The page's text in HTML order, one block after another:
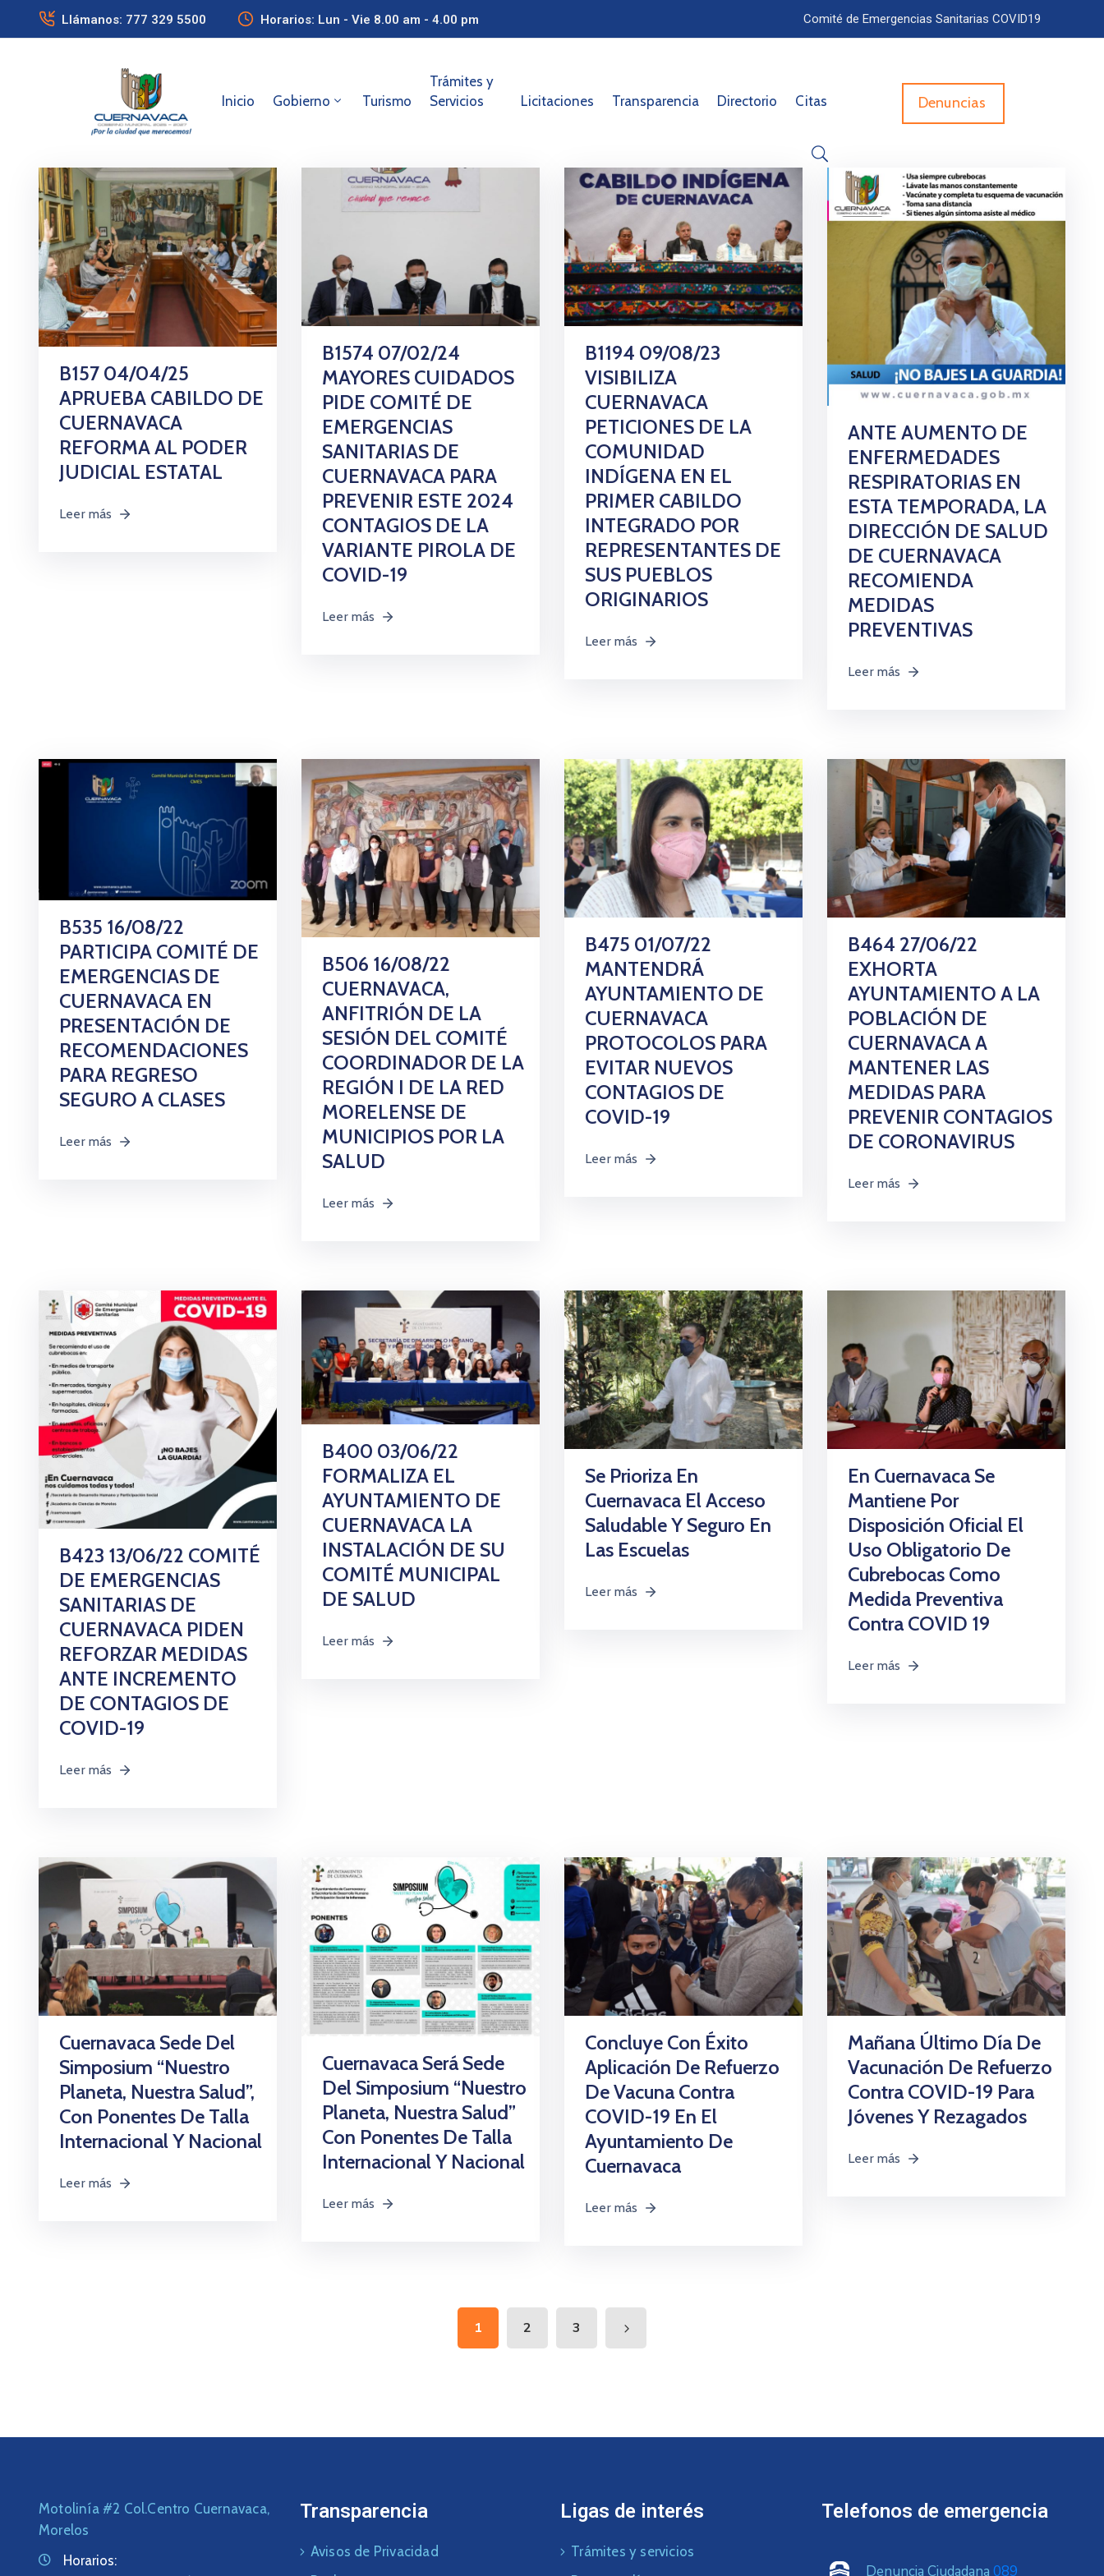
Llámanos: 777 329 5500 Horarios: Lun - Vie 8.00 am - 4.00 pm Comité de Emergencias Sanitarias COVID19
Inicio Gobierno Turismo
Trámites y
Servicios
Licitaciones Transparencia Directorio Citas Denuncias
B157 04/04/25
APRUEBA CABILDO DE
CUERNAVACA
REFORMA AL PODER
JUDICIAL ESTATAL
Leer más
B1574 07/02/24
MAYORES CUIDADOS
PIDE COMITÉ DE
EMERGENCIAS
SANITARIAS DE
CUERNAVACA PARA
PREVENIR ESTE 2024
CONTAGIOS DE LA
VARIANTE PIROLA DE
COVID-19
Leer más
B1194 09/08/23
VISIBILIZA
CUERNAVACA
PETICIONES DE LA
COMUNIDAD
INDÍGENA EN EL
PRIMER CABILDO
INTEGRADO POR
REPRESENTANTES DE
SUS PUEBLOS
ORIGINARIOS
Leer más
ANTE AUMENTO DE
ENFERMEDADES
RESPIRATORIAS EN
ESTA TEMPORADA, LA
DIRECCIÓN DE SALUD
DE CUERNAVACA
RECOMIENDA
MEDIDAS
PREVENTIVAS
Leer más
B535 16/08/22
PARTICIPA COMITÉ DE
EMERGENCIAS DE
CUERNAVACA EN
PRESENTACIÓN DE
RECOMENDACIONES
PARA REGRESO
SEGURO A CLASES
Leer más
B506 16/08/22
CUERNAVACA,
ANFITRIÓN DE LA
SESIÓN DEL COMITÉ
COORDINADOR DE LA
REGIÓN I DE LA RED
MORELENSE DE
MUNICIPIOS POR LA
SALUD
Leer más
B475 01/07/22
MANTENDRÁ
AYUNTAMIENTO DE
CUERNAVACA
PROTOCOLOS PARA
EVITAR NUEVOS
CONTAGIOS DE
COVID-19
Leer más
B464 27/06/22
EXHORTA
AYUNTAMIENTO A LA
POBLACIÓN DE
CUERNAVACA A
MANTENER LAS
MEDIDAS PARA
PREVENIR CONTAGIOS
DE CORONAVIRUS
Leer más
B423 13/06/22 COMITÉ
DE EMERGENCIAS
SANITARIAS DE
CUERNAVACA PIDEN
REFORZAR MEDIDAS
ANTE INCREMENTO
DE CONTAGIOS DE
COVID-19
Leer más
B400 03/06/22
FORMALIZA EL
AYUNTAMIENTO DE
CUERNAVACA LA
INSTALACIÓN DE SU
COMITÉ MUNICIPAL
DE SALUD
Leer más
Se Prioriza En
Cuernavaca El Acceso
Saludable Y Seguro En
Las Escuelas
Leer más
En Cuernavaca Se
Mantiene Por
Disposición Oficial El
Uso Obligatorio De
Cubrebocas Como
Medida Preventiva
Contra COVID 19
Leer más
Cuernavaca Sede Del
Simposium “Nuestro
Planeta, Nuestra Salud”,
Con Ponentes De Talla
Internacional Y Nacional
Leer más
Cuernavaca Será Sede
Del Simposium “Nuestro
Planeta, Nuestra Salud”
Con Ponentes De Talla
Internacional Y Nacional
Leer más
Concluye Con Éxito
Aplicación De Refuerzo
De Vacuna Contra
COVID-19 En El
Ayuntamiento De
Cuernavaca
Leer más
Mañana Último Día De
Vacunación De Refuerzo
Contra COVID-19 Para
Jóvenes Y Rezagados
Leer más
1 2 3
Motolinía #2 Col.Centro Cuernavaca,
Morelos
Horarios:
Transparencia
Avisos de Privacidad
Ligas de interés
Trámites y servicios
Telefonos de emergencia
Denuncia Ciudadana 089